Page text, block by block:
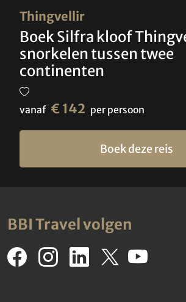
Thingvellir
Boek Silfra kloof
snorkelen tussen twee
continenten
vanaf € 142 per persoon
Boek deze reis
BBI Travel volgen